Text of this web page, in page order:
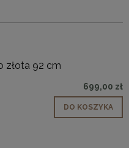
złota 92 cm
699,00 zł
DO KOSZYKA